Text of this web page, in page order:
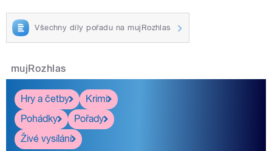
Všechny díly pořadu na mujRozhlas
mujRozhlas
Hry a četby
Krimi
Pohádky
Pořady
Živé vysílání